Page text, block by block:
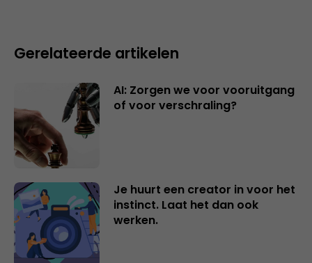
Gerelateerde artikelen
AI: Zorgen we voor vooruitgang
of voor verschraling?
Je huurt een creator in voor het
instinct. Laat het dan ook
werken.